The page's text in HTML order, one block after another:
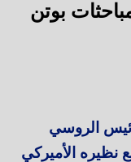
بوتن
الروسي
نظيره الأميركي